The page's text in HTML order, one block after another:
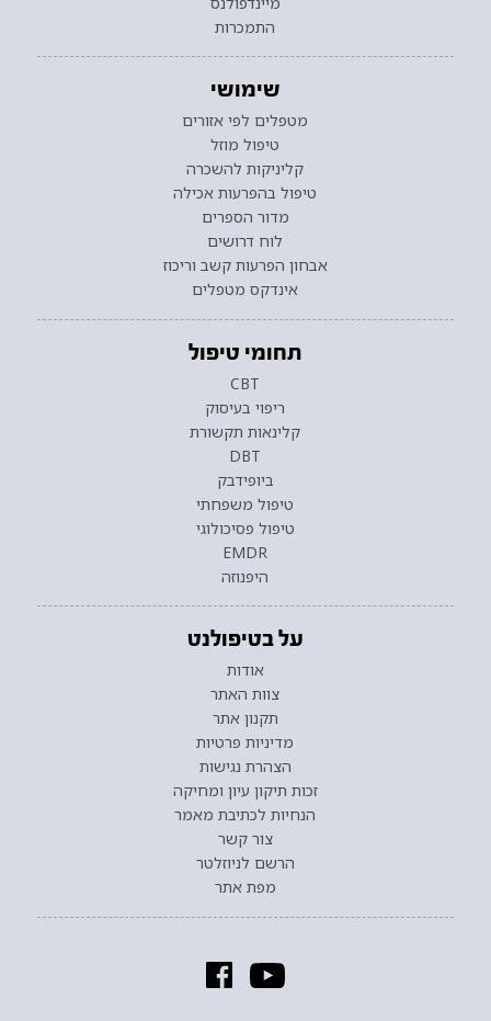
התמכרות
שימושי
מטפלים לפי אזורים
טיפול מוזל
קליניקות להשכרה
טיפול בהפרעות אכילה
מדור הספרים
לוח דרושים
אבחון הפרעות קשב וריכוז
אינדקס מטפלים
תחומי טיפול
CBT
ריפוי בעיסוק
קלינאות תקשורת
DBT
ביופידבק
טיפול משפחתי
טיפול פסיכולוגי
EMDR
היפנוזה
על בטיפולנט
אודות
צוות האתר
תקנון אתר
מדיניות פרטיות
הצהרת נגישות
זכות תיקון עיון ומחיקה
הנחיות לכתיבת מאמר
צור קשר
הרשם לניוזלטר
מפת אתר